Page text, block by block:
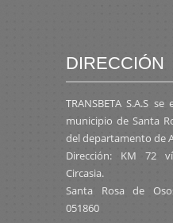
DIRECCIÓN
TRANSBETA S.A.S
municipio de Santa
del departamento de
Dirección: KM 72
Circasia.
Santa Rosa de
051860